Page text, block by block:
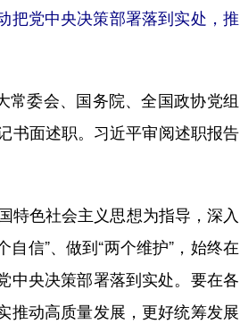
把党中央决策部署落到实处，推
委会、国务院、全国政协党组
书面述职。习近平审阅述职报告
色社会主义思想为指导，深入
信”、做到“两个维护”，始终在
中央决策部署落到实处。要在各
推动高质量发展，更好统筹发展